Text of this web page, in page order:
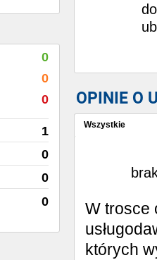
0
0
0
1
0
0
0
OPINIE O
Wszystkie
W trosce
których